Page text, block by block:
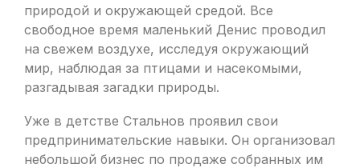
природой и окружающей средой. Все
свободное время маленький Денис проводил
на свежем воздухе, исследуя окружающий
мир, наблюдая за птицами и насекомыми,
разгадывая загадки природы.
Уже в детстве Стальнов проявил свои
предпринимательские навыки. Он организовал
небольшой бизнес по продаже собранных им